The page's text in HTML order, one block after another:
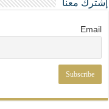
إشترك معنا
Email